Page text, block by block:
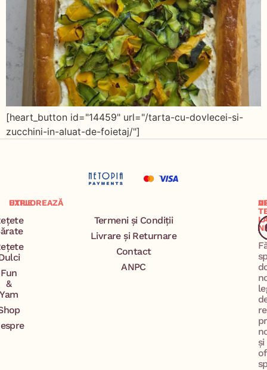
[heart_button id="14459" url="/tarta-cu-dovlecei-si-
zucchini-in-aluat-de-foietaj/"]
EXPLOREAZĂ
Fun
&
Yam
UTILE
Termeni și Condiții
Livrare și Returnare
Contact
ANPC
și